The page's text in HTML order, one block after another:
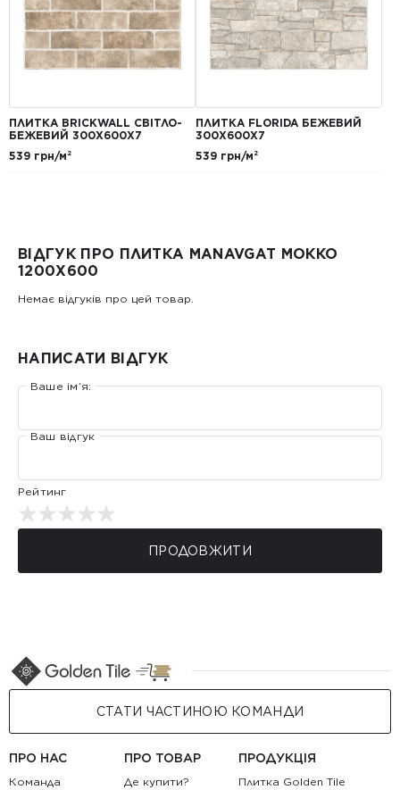
ПЛИТКА BRICKWALL СВІТЛО-
БЕЖЕВИЙ 300Х600Х7
539 грн/м²
ПЛИТКА FLORIDA БЕЖЕВИЙ
300Х600Х7
539 грн/м²
ВІДГУК ПРО ПЛИТКА MANAVGAT МОККО
1200X600
Немає відгуків про цей товар.
НАПИСАТИ ВІДГУК
Ваше ім’я:
Ваш відгук
Рейтинг
ПРОДОВЖИТИ
СТАТИ ЧАСТИНОЮ КОМАНДИ
ПРО НАС
Команда
ПРО ТОВАР
Де купити?
ПРОДУКЦІЯ
Плитка Golden Tile